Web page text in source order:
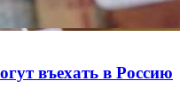
въехать в Россию